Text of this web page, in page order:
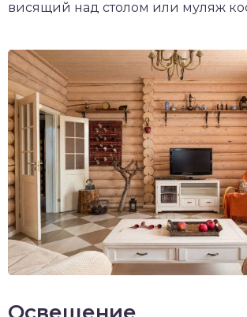
висящий над столом или муляж